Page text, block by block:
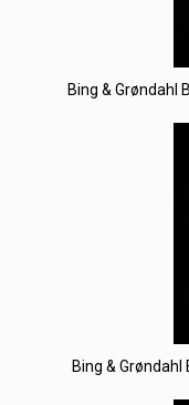
Bing & Grøndahl
Bing &